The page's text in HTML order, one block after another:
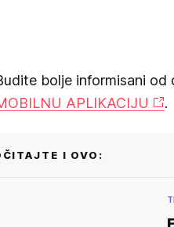
bolje informisani od
APLIKACIJU
.
I OVO: